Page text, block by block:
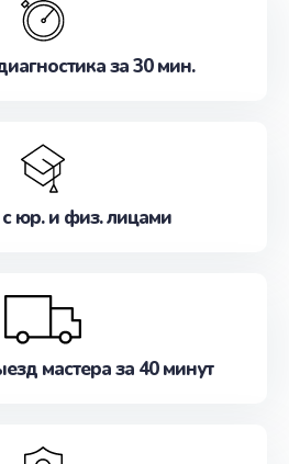
за 30 мин.
юр. и физ. лицами
мастера за 40 минут